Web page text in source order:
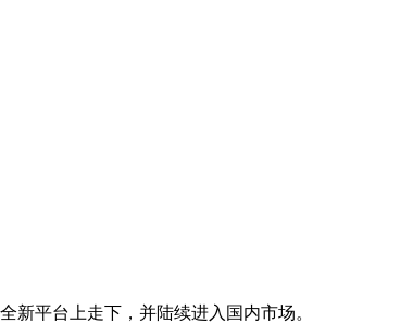
新平台上走下，并陆续进入国内市场。